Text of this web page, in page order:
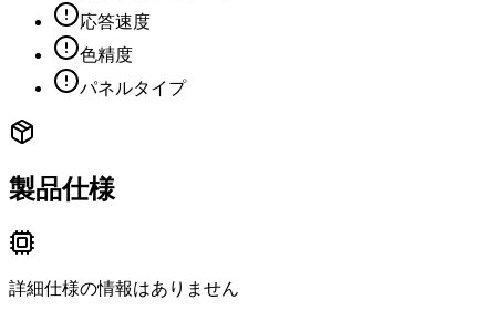
応答速度
色精度
パネルタイプ
製品仕様
詳細仕様の情報はありません